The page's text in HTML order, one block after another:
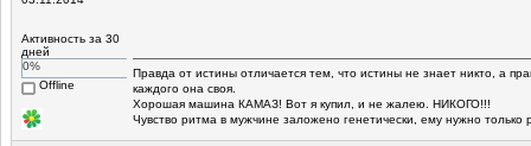
Активность за 30
дней
0%
Offline
Правда от истины отличается тем, что истины не знает никто, а
каждого она своя.
Хорошая машина КАМАЗ! Вот я купил, и не жалею. НИКОГО!!!
Чувство ритма в мужчине заложено генетически, ему нужно